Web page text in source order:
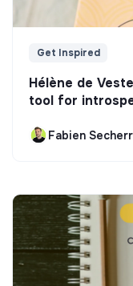
Get Inspired
Hélène de
tool for
Fabien